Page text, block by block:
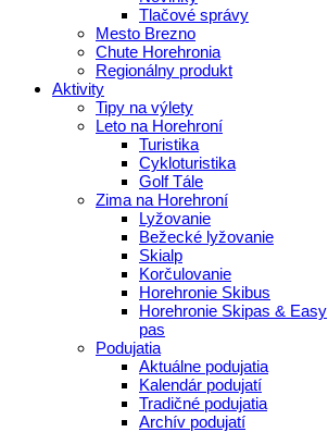
Tlačové správy
Mesto Brezno
Chute Horehronia
Regionálny produkt
Aktivity
Tipy na výlety
Leto na Horehroní
Turistika
Cykloturistika
Golf Tále
Zima na Horehroní
Lyžovanie
Bežecké lyžovanie
Skialp
Korčulovanie
Horehronie Skibus
Horehronie Skipas & Easy
pas
Podujatia
Aktuálne podujatia
Kalendár podujatí
Tradičné podujatia
Archív podujatí